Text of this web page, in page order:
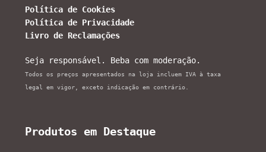
Política de Cookies
Política de Privacidade
Livro de Reclamações
Seja responsável. Beba com moderação.
Todos os preços apresentados na loja incluem IVA à taxa
legal em vigor, exceto indicação em contrário.
Produtos em Destaque